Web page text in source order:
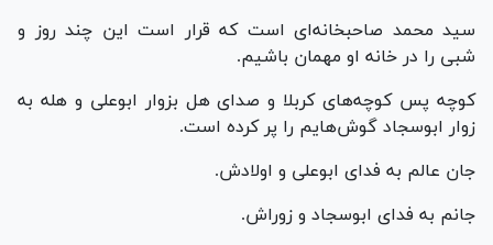
سید محمد صاحبخانه‌ای است که قرار است این چند روز و
شبی را در خانه او مهمان باشیم.
کوچه پس کوچه‌های کربلا و صدای هل بزوار ابوعلی و هله به
زوار ابوسجاد گوش‌هایم را پر کرده است.
جان عالم به فدای ابوعلی و اولادش.
جانم به فدای ابوسجاد و زوراش.